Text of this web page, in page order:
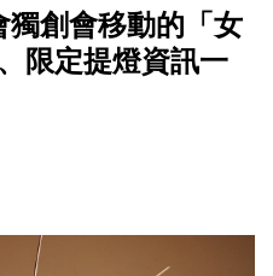
獨創會移動的「女
限定提燈資訊一